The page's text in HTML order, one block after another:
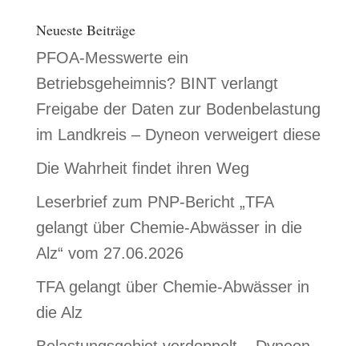
Neueste Beiträge
PFOA-Messwerte ein
Betriebsgeheimnis? BINT verlangt
Freigabe der Daten zur Bodenbelastung
im Landkreis – Dyneon verweigert diese
Die Wahrheit findet ihren Weg
Leserbrief zum PNP-Bericht „TFA
gelangt über Chemie-Abwässer in die
Alz“ vom 27.06.2026
TFA gelangt über Chemie-Abwässer in
die Alz